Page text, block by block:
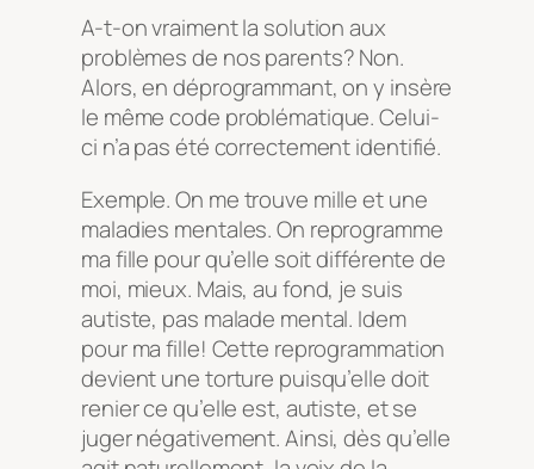
A-t-on vraiment la solution aux
problèmes de nos parents? Non.
Alors, en déprogrammant, on y insère
le même code problématique. Celui-
ci n’a pas été correctement identifié.
Exemple. On me trouve mille et une
maladies mentales. On reprogramme
ma fille pour qu’elle soit différente de
moi, mieux. Mais, au fond, je suis
autiste, pas malade mental. Idem
pour ma fille! Cette reprogrammation
devient une torture puisqu’elle doit
renier ce qu’elle est, autiste, et se
juger négativement. Ainsi, dès qu’elle